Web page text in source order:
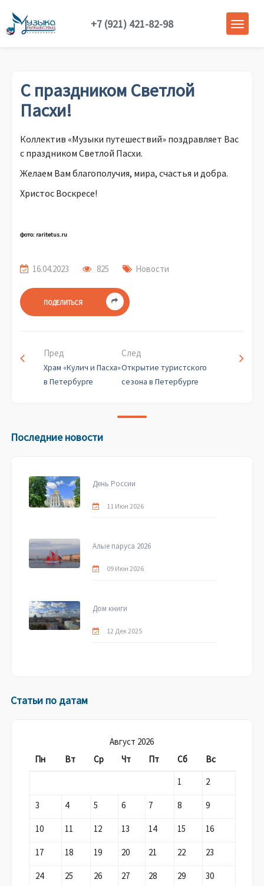
+7 (921) 421-82-98
С праздником Светлой
Пасхи!
Коллектив «Музыки путешествий» поздравляет Вас
с праздником Светлой Пасхи.
Желаем Вам благополучия, мира, счастья и добра.
Христос Воскресе!
фото: raritetus.ru
16.04.2023 825 Новости
ПОДЕЛИТЬСЯ
Пред
Храм «Кулич и Пасха»
в Петербурге
След
Открытие туристского
сезона в Петербурге
Последние новости
День России
11 Июн 2026
Алые паруса 2026
09 Июн 2026
Дом книги
12 Дек 2025
Статьи по датам
Август 2026
Пн
Вт Ср Чт Пт Сб
Вс
1
2
3 4 5 6 7 8 9
10 11 12 13 14 15 16
17 18 19 20 21 22 23
24 25 26 27 28 29 30